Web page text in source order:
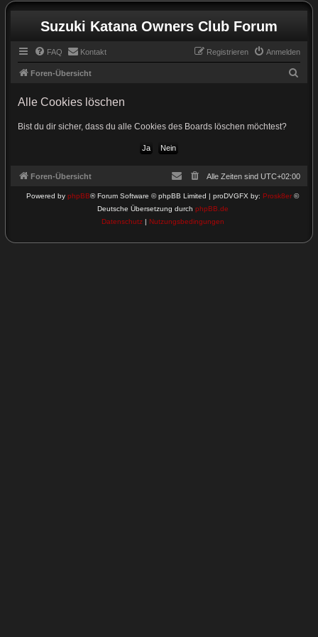
Suzuki Katana Owners Club Forum
FAQ Kontakt Anmelden
Registrieren
Foren-Übersicht
Alle Cookies löschen
Bist du dir sicher, dass du alle Cookies des Boards löschen möchtest?
Foren-Übersicht Alle Zeiten sind UTC+02:00
Powered by phpBB® Forum Software © phpBB Limited | proDVGFX by: Prosk8er ©
Deutsche Übersetzung durch phpBB.de
Datenschutz| Nutzungsbedingungen